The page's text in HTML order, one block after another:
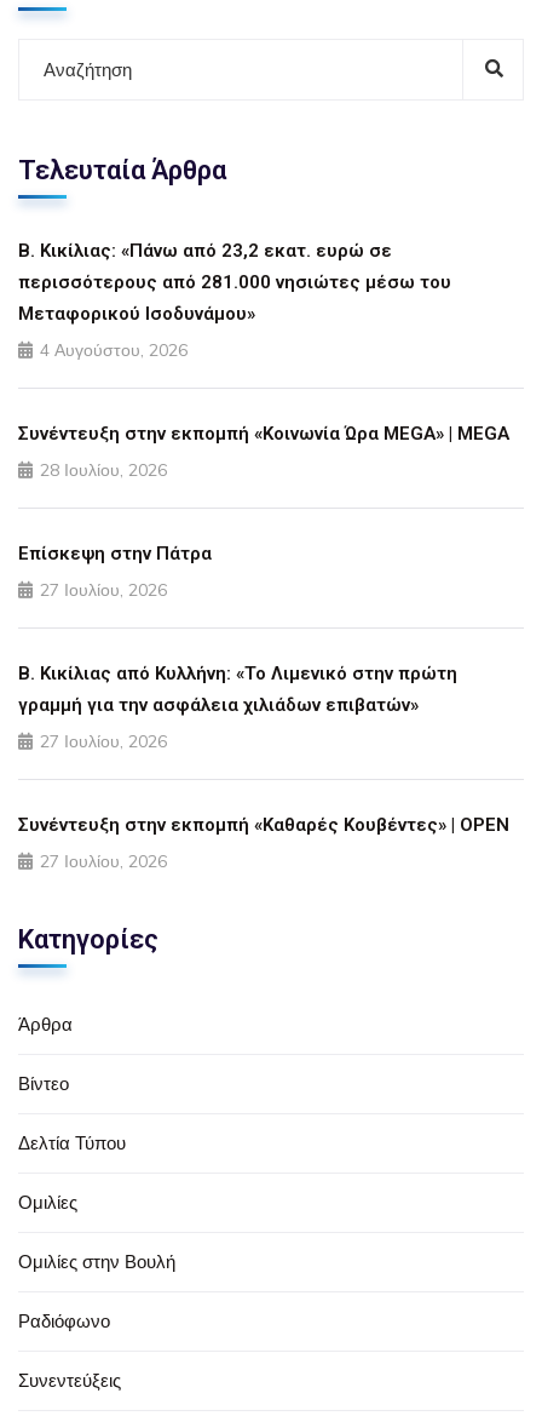
Τελευταία Άρθρα
Β. Κικίλιας: «Πάνω από 23,2 εκατ. ευρώ σε
περισσότερους από 281.000 νησιώτες μέσω του
Μεταφορικού Ισοδυνάμου»
4 Αυγούστου, 2026
Συνέντευξη στην εκπομπή «Κοινωνία Ώρα MEGA» | MEGA
28 Ιουλίου, 2026
Επίσκεψη στην Πάτρα
27 Ιουλίου, 2026
Β. Κικίλιας από Κυλλήνη: «Το Λιμενικό στην πρώτη
γραμμή για την ασφάλεια χιλιάδων επιβατών»
27 Ιουλίου, 2026
Συνέντευξη στην εκπομπή «Καθαρές Κουβέντες» | OPEN
27 Ιουλίου, 2026
Κατηγορίες
Άρθρα
Βίντεο
Δελτία Τύπου
Ομιλίες
Ομιλίες στην Βουλή
Ραδιόφωνο
Συνεντεύξεις